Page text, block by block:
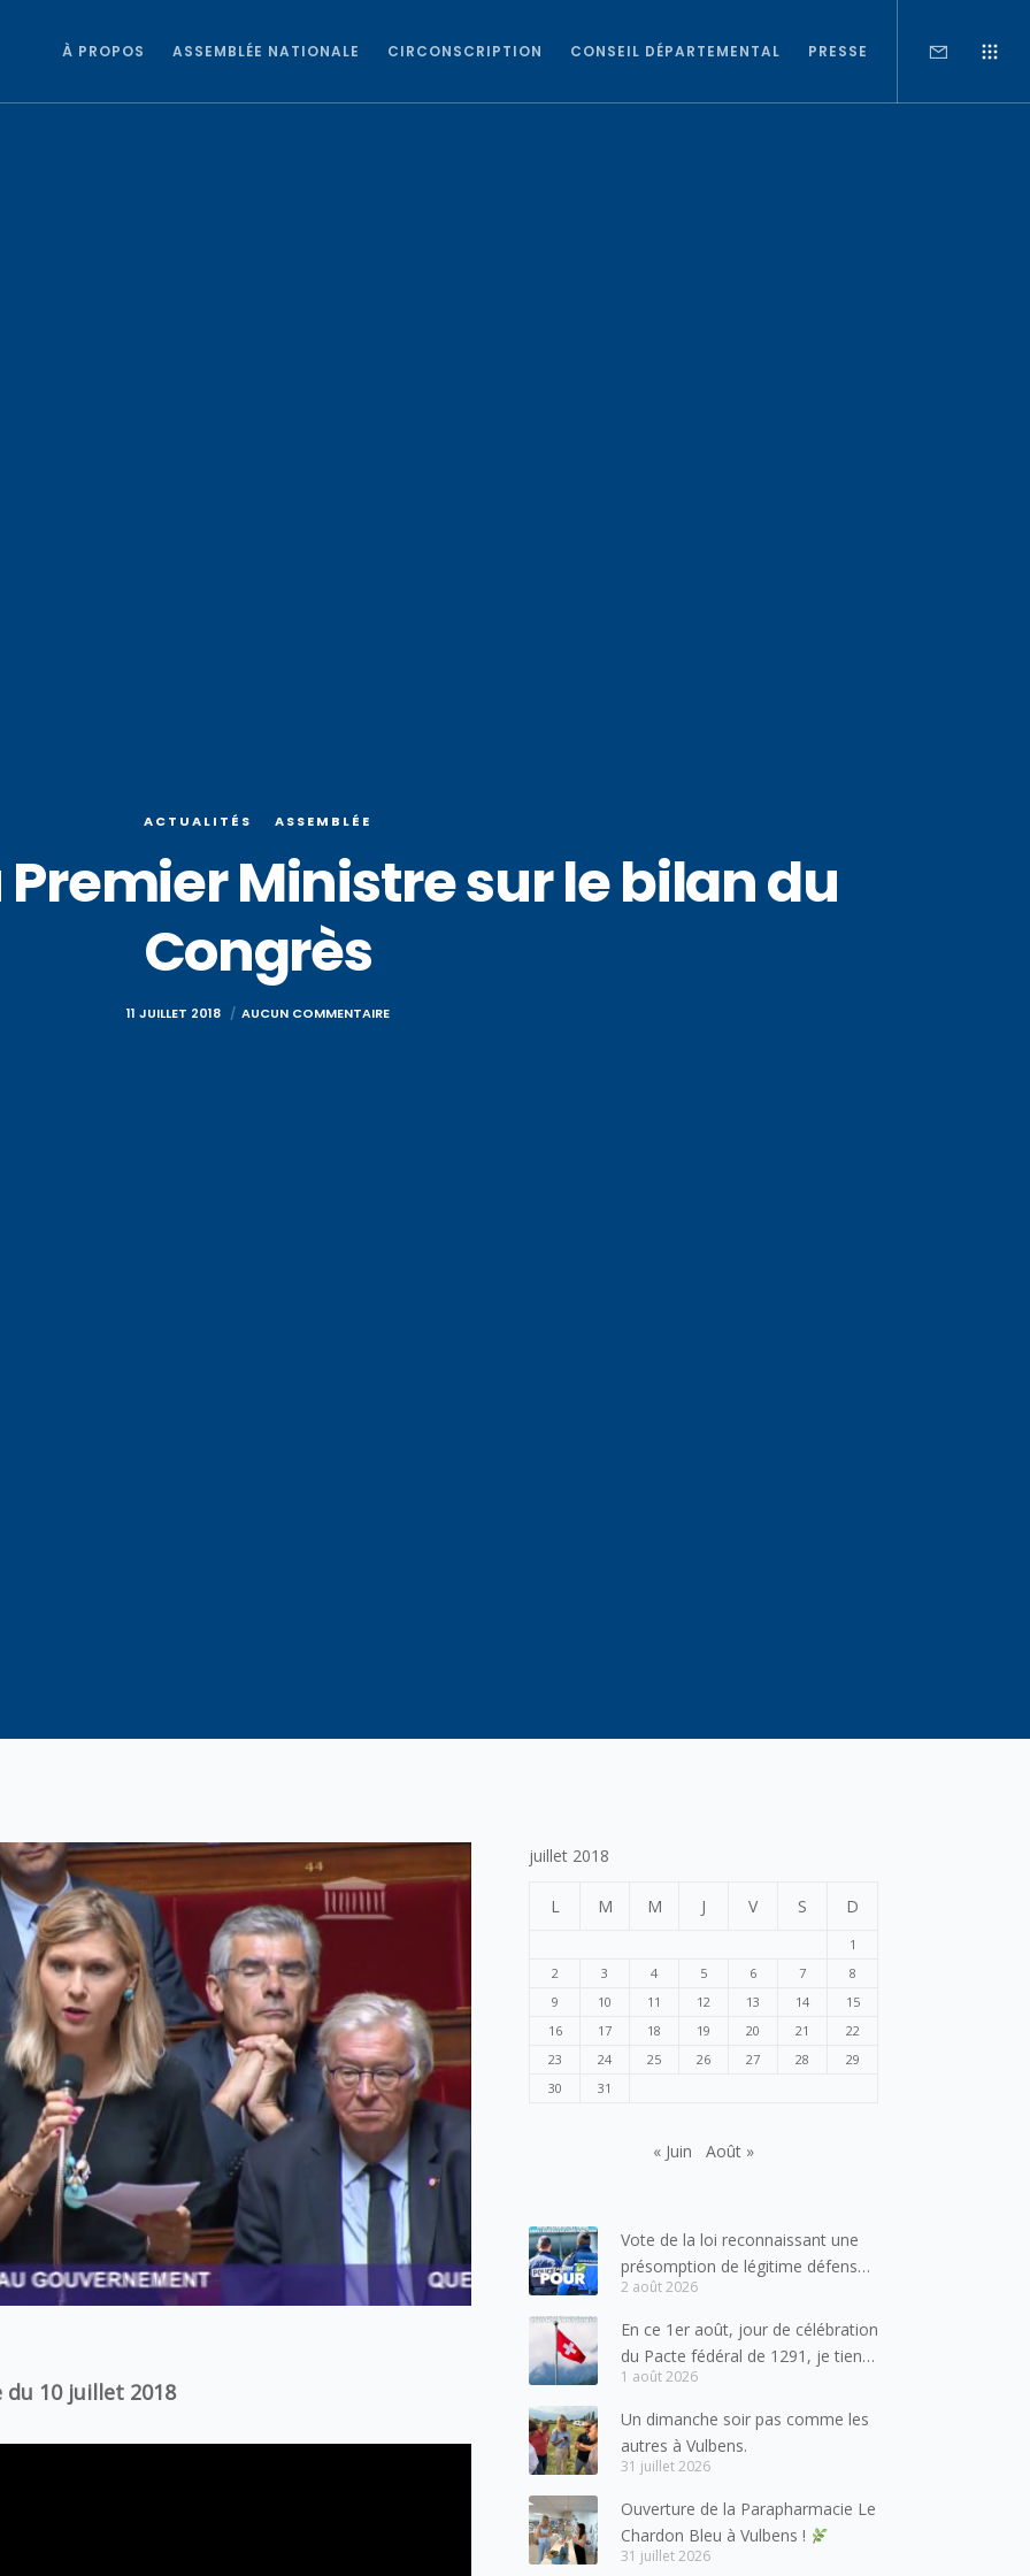
À PROPOS ASSEMBLÉE NATIONALE CIRCONSCRIPTION CONSEIL DÉPARTEMENTAL PRESSE
ACTUALITÉS ASSEMBLÉE
Ministre sur le bilan du
Congrès
11 JUILLET 2018 AUCUN COMMENTAIRE
du 10 juillet 2018
juillet 2018
L M M J V S D
1
2
3 4 5 6 7
8
9
10 11 12 13 14
15
16
17 18 19 20 21
22
23
24 25 26 27 28
29
30
31
« Juin Août »
Vote de la loi reconnaissant une
présomption de légitime défense
pour les forces de l’ordre
2 août 2026
En ce 1er août, jour de célébration
du Pacte fédéral de 1291, je tiens
à adresser mes meilleures
salutations à nos voisins et amis
suisses, et plus particulièrement
aux habitants du bassin genevois
lesquels la Haute-Savoie
entretient des liens étroits et
quotidiens.
1 août 2026
Un dimanche soir pas comme les
autres à Vulbens.
31 juillet 2026
Ouverture de la Parapharmacie Le
Chardon Bleu à Vulbens !
31 juillet 2026